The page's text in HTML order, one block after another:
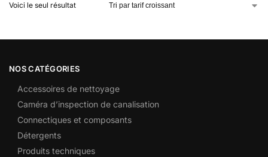
Voici le seul résultat
NOS CATÉGORIES
Accessoires de nettoyage
Caméra d’inspection de canalisation
Connectiques et composants
Détergents
Produits techniques